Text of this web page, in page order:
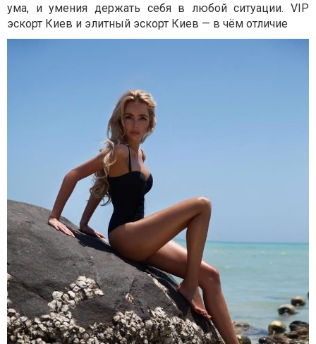
ума, и умения держать себя в любой ситуации. VIP
эскорт Киев и элитный эскорт Киев — в чём отличие